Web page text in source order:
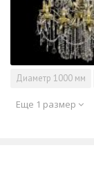
Диаметр 1000 мм
Еще 1 размер